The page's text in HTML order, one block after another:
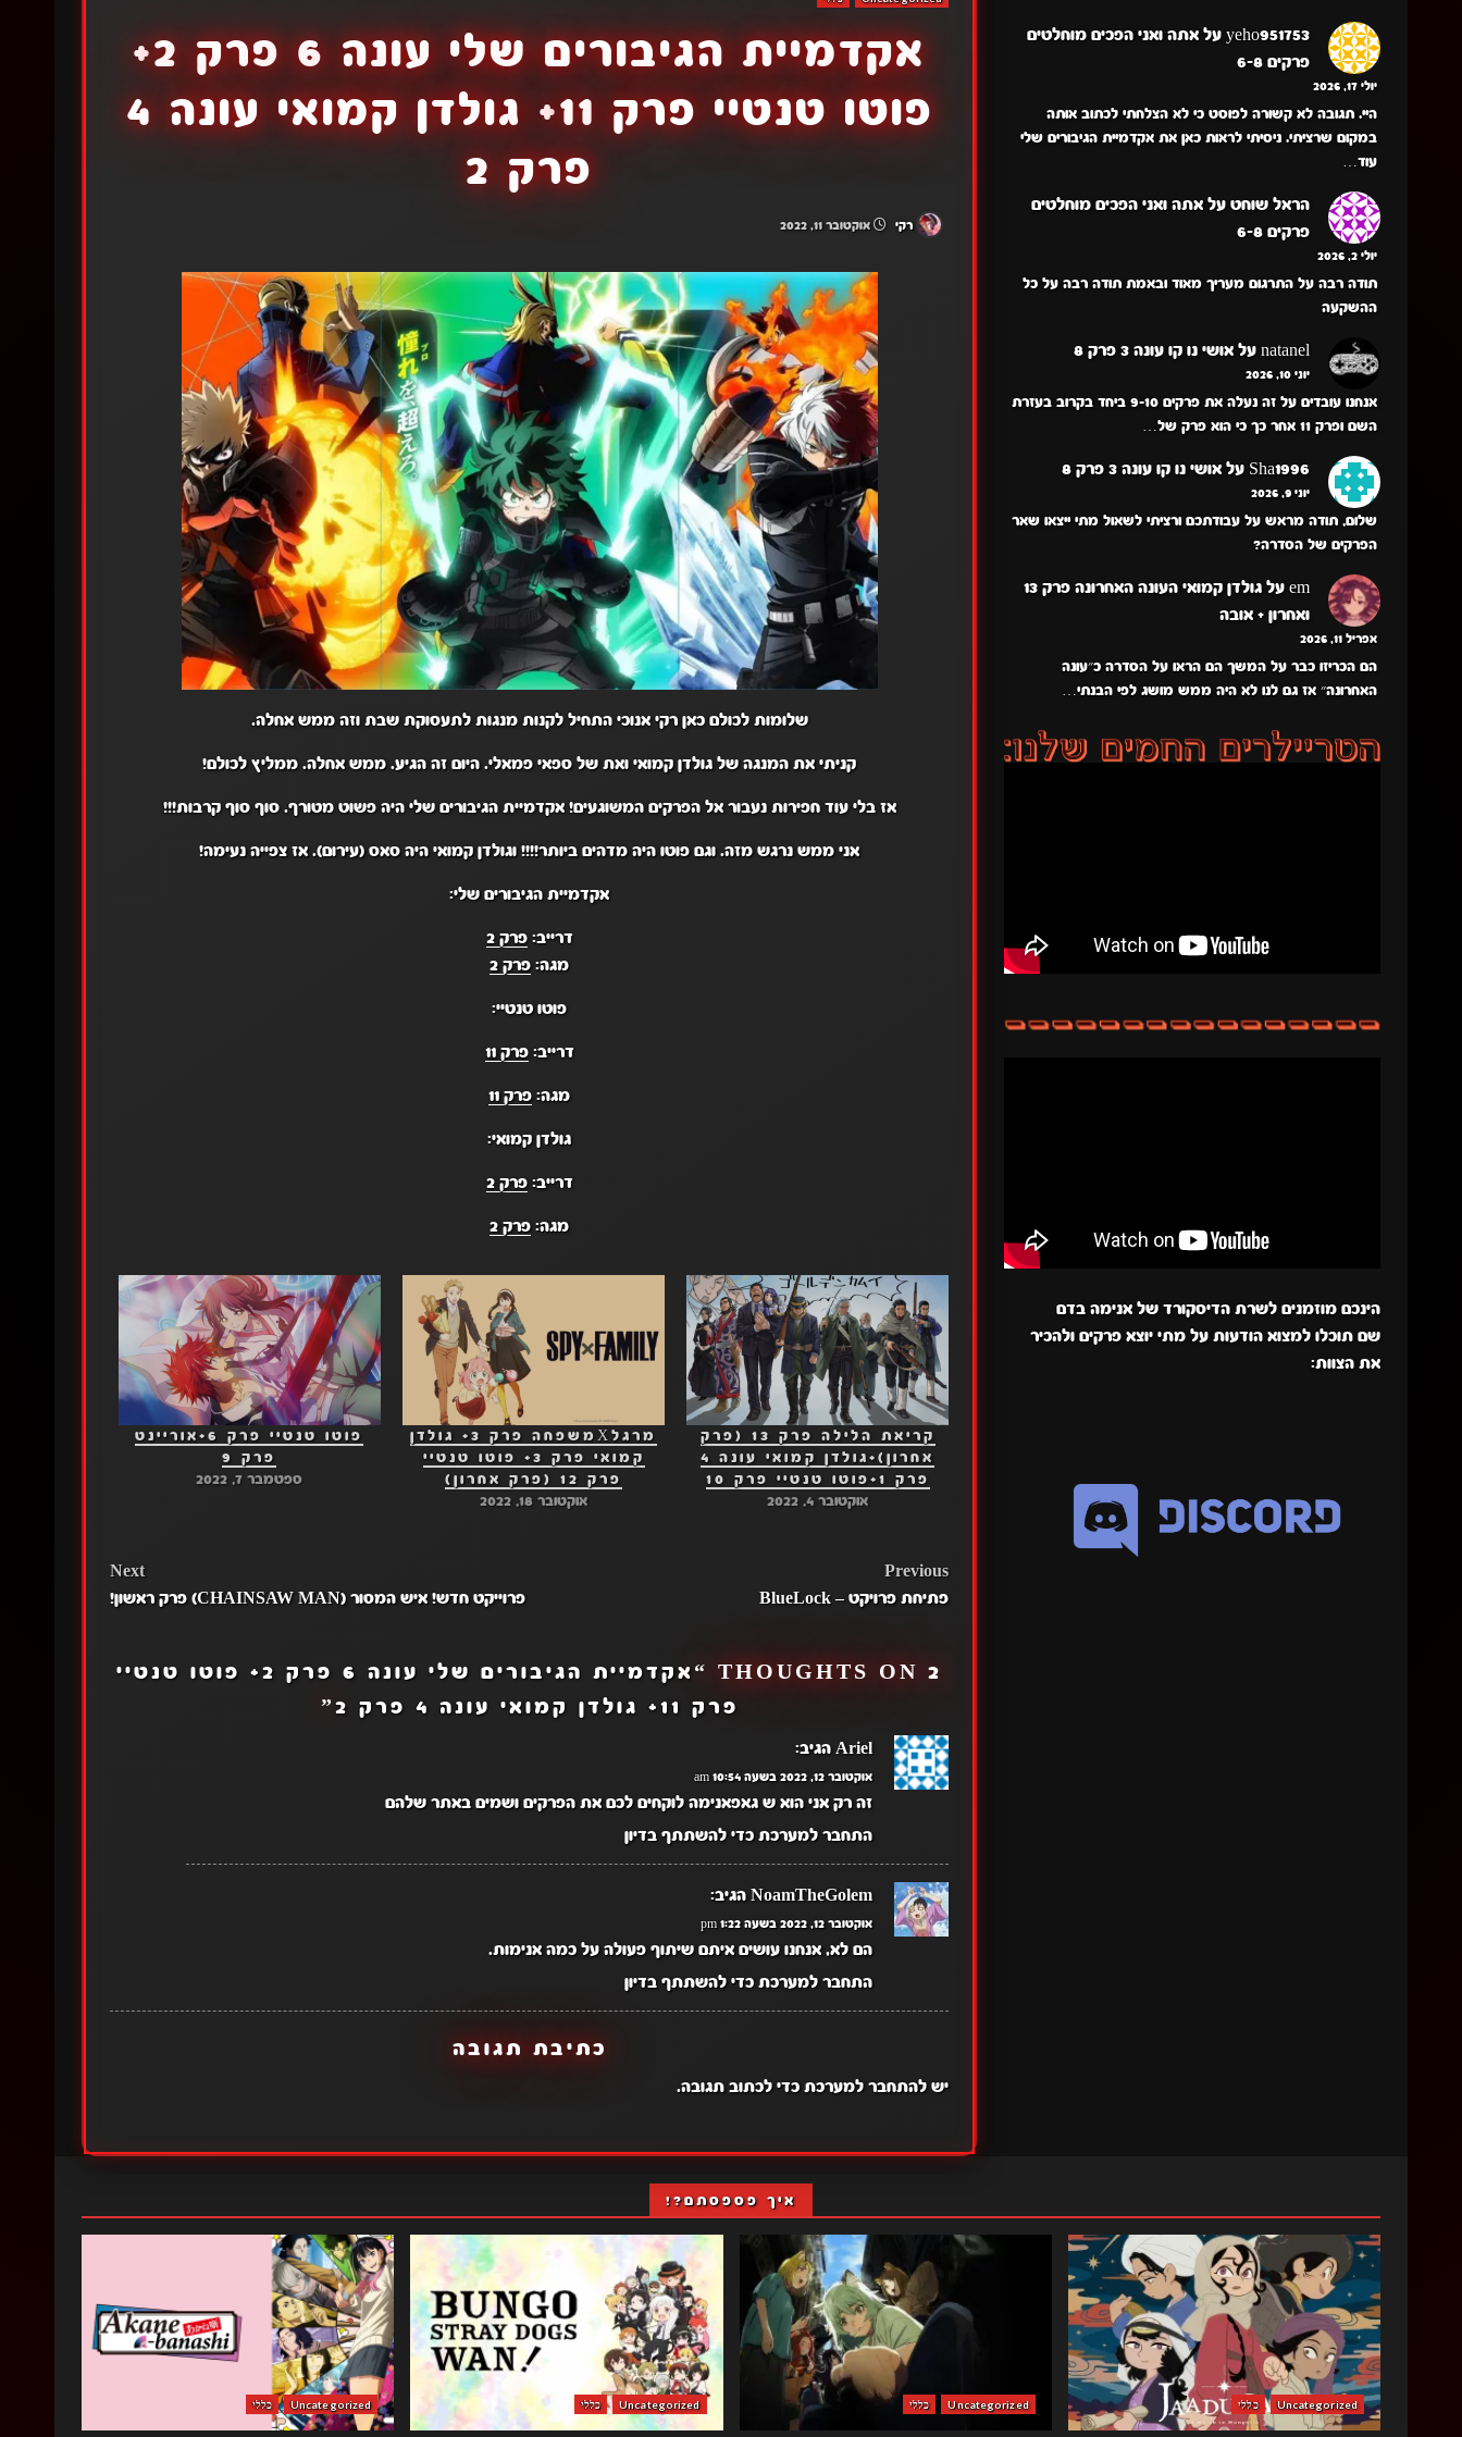
אקדמיית הגיבורים שלי עונה 6 פרק 2+
פוטו טנטיי פרק 11+ גולדן קמואי עונה 4
פרק 2
רקי אוקטובר 11, 2022
שלומות לכולם כאן רקי אנוכי התחיל לקנות מנגות לתעסוקת שבת וזה ממש אחלה.
קניתי את המנגה של גולדן קמואי ואת של ספאי פמאלי. היום זה הגיע. ממש אחלה. ממליץ לכולם!
אז בלי עוד חפירות נעבור אל הפרקים המשוגעים! אקדמיית הגיבורים שלי היה פשוט מטורף. סוף סוף קרבות!!!
אני ממש נרגש מזה. וגם פוטו היה מדהים ביותר!!!! וגולדן קמואי היה סאס (עירום). אז צפייה נעימה!
אקדמיית הגיבורים שלי:
דרייב:פרק 2
מגה: פרק 2
פוטו טנטיי:
דרייב:פרק 11
מגה: פרק 11
גולדן קמואי:
דרייב:פרק 2
מגה: פרק 2
קריאת הלילה פרק 13 (פרק
אחרון)+גולדן קמואי עונה 4
פרק 1+פוטו טנטיי פרק 10
אוקטובר 4, 2022
מרגלXמשפחה פרק 3+ גולדן
קמואי פרק 3+ פוטו טנטיי
פרק 12 (פרק אחרון)
אוקטובר 18, 2022
פוטו טנטיי פרק 6+אוריינט
פרק 9
ספטמבר 7, 2022
POST
Previous
פתיחת פרויקט – BlueLock
Next
פרוייקט חדש! איש המסור (CHAINSAW MAN) פרק ראשון!
2 THOUGHTS ON “
אקדמיית הגיבורים שלי עונה 6 פרק 2+ פוטו טנטיי
פרק 11+ גולדן קמואי עונה 4 פרק 2
”
Ariel הגיב:
אוקטובר 12, 2022 בשעה 10:54 am
זה רק אני הוא ש גאפאנימה לוקחים לכם את הפרקים ושמים באתר שלהם
התחבר למערכת כדי להשתתף בדיון
NoamTheGolem הגיב:
אוקטובר 12, 2022 בשעה 1:22 pm
הם לא, אנחנו עושים איתם שיתוף פעולה על כמה אנימות.
התחבר למערכת כדי להשתתף בדיון
כתיבת תגובה
יש להתחבר למערכתכדי לכתוב תגובה.
yeho951753 עלאתה ואני הפכים מוחלטים
פרקים 6-8
יולי 17, 2026
היי. תגובה לא קשורה לפוסט כי לא הצלחתי לכתוב אותה
במקום שרציתי. ניסיתי לראות כאן את אקדמיית הגיבורים שלי
עוד…
הראל שוחט עלאתה ואני הפכים מוחלטים
פרקים 6-8
יולי 2, 2026
תודה רבה על התרגום מעריך מאוד ובאמת תודה רבה על כל
ההשקעה
natanel עלאושי נו קו עונה 3 פרק 8
יוני 10, 2026
אנחנו עובדים על זה נעלה את פרקים 9-10 ביחד בקרוב בעזרת
השם ופרק 11 אחר כך כי הוא פרק של…
Sha1996 עלאושי נו קו עונה 3 פרק 8
יוני 9, 2026
שלום, תודה מראש על עבודתכם ורציתי לשאול מתי ייצאו שאר
הפרקים של הסדרה?
em על
גולדן קמואי העונה האחרונה פרק 13
ואחרון + אובה
אפריל 11, 2026
הם הכריזו כבר על המשך הם הראו על הסדרה כ״עונה
האחרונה״ אז גם לנו לא היה ממש מושג לפי הבנתי…
הינכם מוזמנים לשרת הדיסקורד של אנימה בדם
שם תוכלו למצוא הודעות על מתי יוצא פרקים ולהכיר
את הצוות:
איך פספסתם?!
Uncategorized כללי Uncategorized כללי Uncategorized כללי Uncategorized כללי